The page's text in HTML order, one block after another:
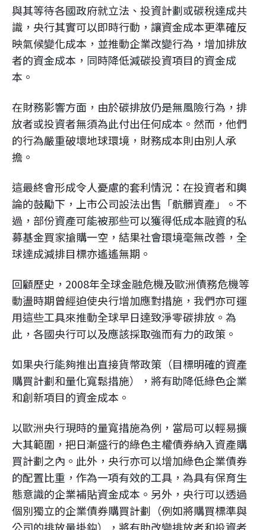
與其等待各國政府就立法、投資計劃或碳稅達成共
識，央行其實可以即時行動，讓資金成本更準確反
映氣候變化成本，並推動企業改變行為，增加排放
者的資金成本，同時降低減碳投資項目的資金成
本。
在財務影響方面，由於碳排放仍是無風險行為，排
放者或投資者無須為此付出任何成本。然而，他們
的行為嚴重破壞地球環境，財務成本則由別人承
擔。
這最終會形成令人憂慮的套利情況：在投資者和輿
論的鼓勵下，上市公司設法出售「骯髒資產」。不
過，部份資產可能被那些可以獲得低成本融資的私
募基金買家搶購一空，結果社會環境毫無改善，全
球達成減排目標亦遙遙無期。
回顧歷史，2008年全球金融危機及歐洲債務危機等
動盪時期曾經迫使央行增加應對措施，我們亦可運
用這些工具來推動全球早日達致淨零碳排放。為
此，各國央行可以及應該採取強而有力的政策。
如果央行能夠推出直接貨幣政策（目標明確的資產
購買計劃和量化寬鬆措施），將有助降低綠色企業
和創新項目的資金成本。
以歐洲央行現時的量寬措施為例，當局可以輕易擴
大其範圍，把日漸盛行的綠色主權債券納入資產購
買計劃之內。此外，央行亦可以增加綠色企業債券
的配置比重，作為一項有效的工具，為具有保育生
態意識的企業補貼資金成本。另外，央行可以透過
個別獨立的企業債券購買計劃（例如將購買標準與